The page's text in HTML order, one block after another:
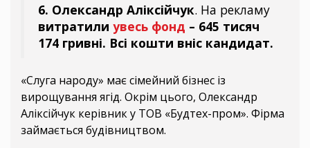
6. Олександр Аліксійчук. На рекламу
витратили увесь фонд – 645 тисяч
174 гривні. Всі кошти вніс кандидат.
«Слуга народу» має сімейний бізнес із
вирощування ягід. Окрім цього, Олександр
Аліксійчук керівник у ТОВ «Будтех-пром». Фірма
займається будівництвом.